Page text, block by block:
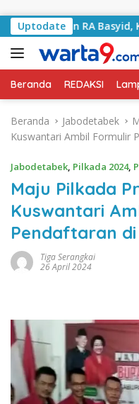
Uptodate
RA Basyid, Kontrak
Beranda REDAKSI
Beranda Jabodetabek
Kuswantari Ambil Formulir
Jabodetabek, Pilkada 2024,
Maju Pilkada
Kuswantari
Pendaftaran di
Tiga Serangkai
26 April 2024